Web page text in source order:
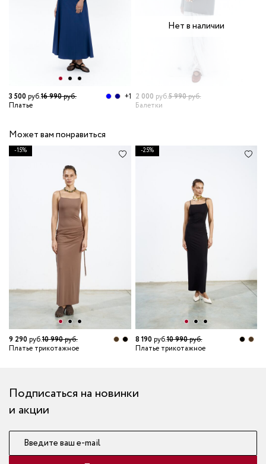
3 500руб.16 990руб.
Платье
+1
Нет в наличии
2 000 руб.5 990руб.
Балетки
Может вам понравиться
-15%
9 290руб.10 990руб.
Платье трикотажное
-25%
8 190руб.10 990руб.
Платье трикотажное
Подписаться на новинки
и акции
Введите ваш e-mail